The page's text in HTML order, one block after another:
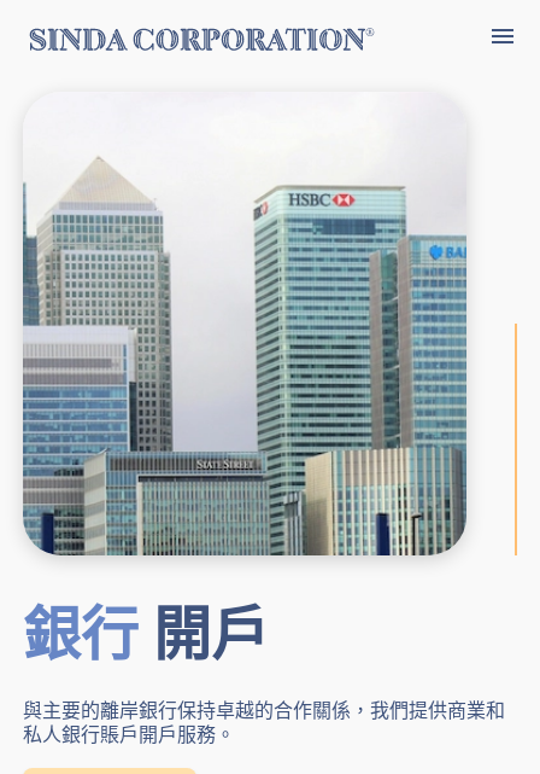
銀行 開戶
與主要的離岸銀行保持卓越的合作關係，我們提供商業和
私人銀行賬戶開戶服務。